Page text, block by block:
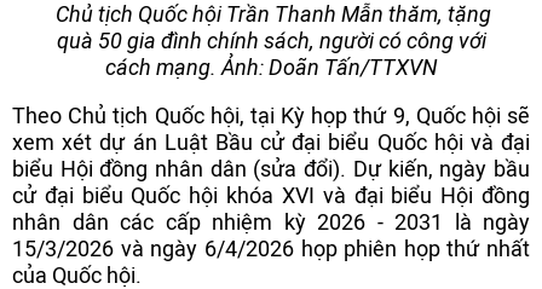
Chủ tịch Quốc hội Trần Thanh Mẫn thăm, tặng
quà 50 gia đình chính sách, người có công với
cách mạng. Ảnh: Doãn Tấn/TTXVN
Theo Chủ tịch Quốc hội, tại Kỳ họp thứ 9, Quốc hội sẽ
xem xét dự án Luật Bầu cử đại biểu Quốc hội và đại
biểu Hội đồng nhân dân (sửa đổi). Dự kiến, ngày bầu
cử đại biểu Quốc hội khóa XVI và đại biểu Hội đồng
nhân dân các cấp nhiệm kỳ 2026 - 2031 là ngày
15/3/2026 và ngày 6/4/2026 họp phiên họp thứ nhất
của Quốc hội.